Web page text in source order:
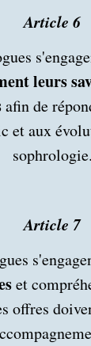
Article 6
leurs
afin de
et aux
sophrologie.
Article 7
et
offres